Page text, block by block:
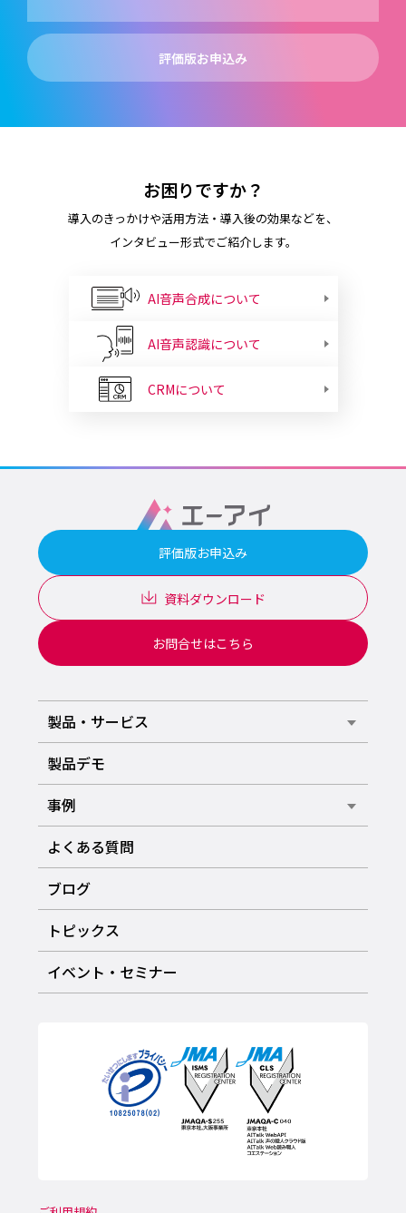
評価版お申込み
お困りですか？
導入のきっかけや活用方法・導入後の効果などを、
インタビュー形式でご紹介します。
AI音声合成について
AI音声認識について
CRMについて
評価版お申込み
資料ダウンロード
お問合せはこちら
製品・サービス
製品デモ
事例
よくある質問
ブログ
トピックス
イベント・セミナー